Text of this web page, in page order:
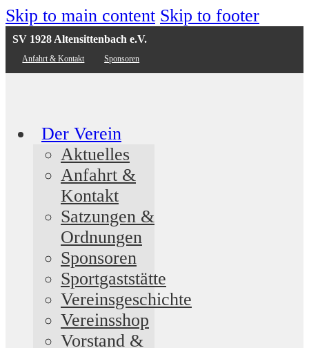
Skip to main content Skip to footer
SV 1928 Altensittenbach e.V.
Anfahrt & Kontakt Sponsoren
Der Verein
Aktuelles
Anfahrt &
Kontakt
Satzungen &
Ordnungen
Sponsoren
Sportgaststätte
Vereinsgeschichte
Vereinsshop
Vorstand &